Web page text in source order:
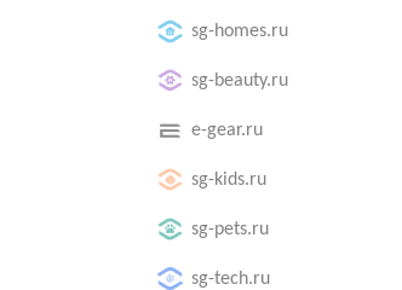
sg-homes.ru
sg-beauty.ru
e-gear.ru
sg-kids.ru
sg-pets.ru
sg-tech.ru